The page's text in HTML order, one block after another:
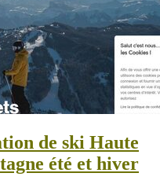
de ski Haute
été et hiver